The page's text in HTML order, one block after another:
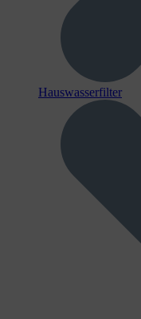
Hauswasserfilter